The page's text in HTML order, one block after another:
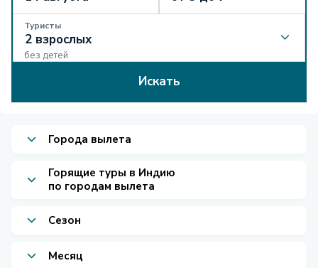
Туристы
без детей
Искать
Города вылета
Горящие туры в Индию
по городам вылета
Сезон
Месяц